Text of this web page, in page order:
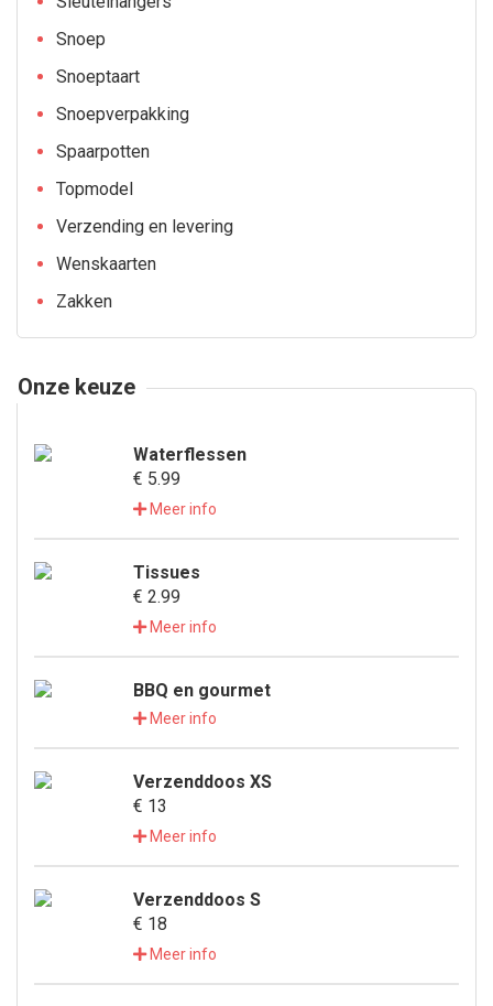
Snoep
Snoeptaart
Snoepverpakking
Spaarpotten
Topmodel
Verzending en levering
Wenskaarten
Zakken
Onze keuze
Waterflessen
€ 5.99
Meer info
Tissues
€ 2.99
Meer info
BBQ en gourmet
Meer info
Verzenddoos XS
€ 13
Meer info
Verzenddoos S
€ 18
Meer info